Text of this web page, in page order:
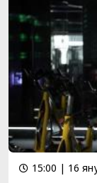
15:00 | 16